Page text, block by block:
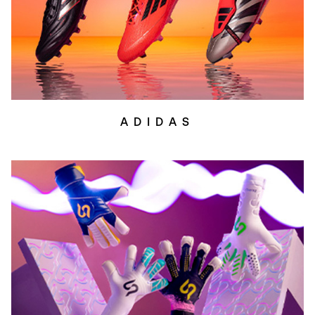
ADIDAS